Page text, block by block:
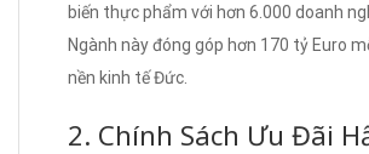
biến thực phẩm với hơn 6.000 doanh
Ngành này đóng góp hơn 170 tỷ Euro
nền kinh tế Đức.
2. Chính Sách Ưu Đãi